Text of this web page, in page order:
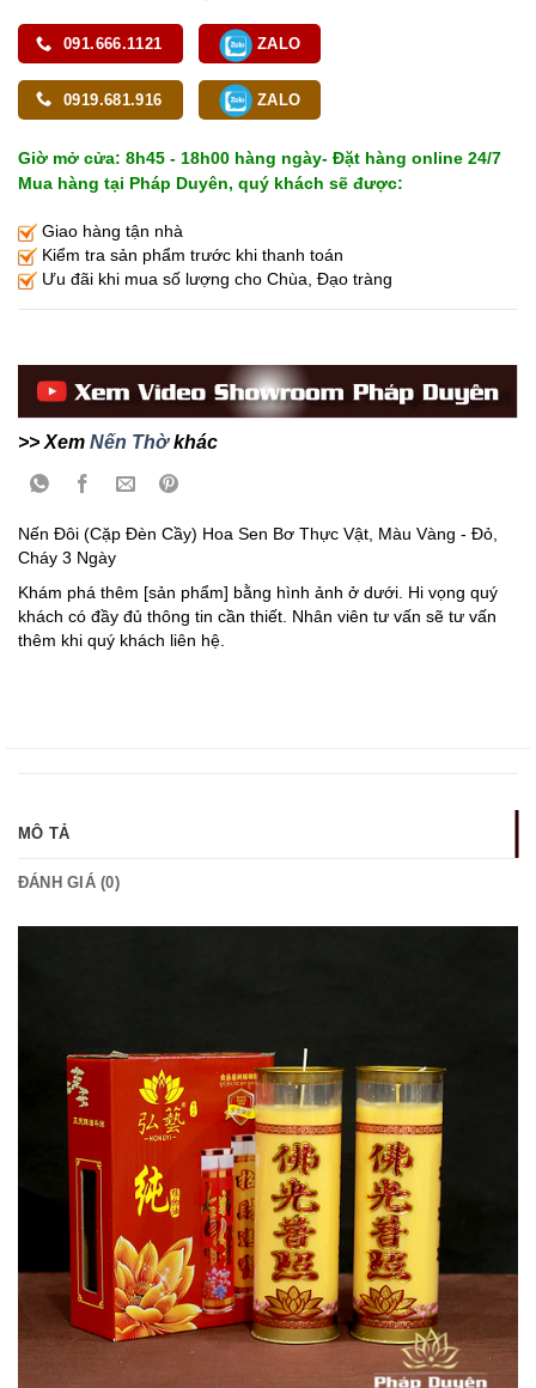
091.666.1121 ZALO
0919.681.916 ZALO
Giờ mở cửa: 8h45 - 18h00 hàng ngày- Đặt hàng online 24/7
Mua hàng tại Pháp Duyên, quý khách sẽ được:
Giao hàng tận nhà
Kiểm tra sản phẩm trước khi thanh toán
Ưu đãi khi mua số lượng cho Chùa, Đạo tràng
>> Xem Nến Thờkhác
Nến Đôi (Cặp Đèn Cầy) Hoa Sen Bơ Thực Vật, Màu Vàng - Đỏ,
Cháy 3 Ngày
Khám phá thêm [sản phẩm] bằng hình ảnh ở dưới. Hi vọng quý
khách có đầy đủ thông tin cần thiết. Nhân viên tư vấn sẽ tư vấn
thêm khi quý khách liên hệ.
MÔ TẢ
ĐÁNH GIÁ (0)